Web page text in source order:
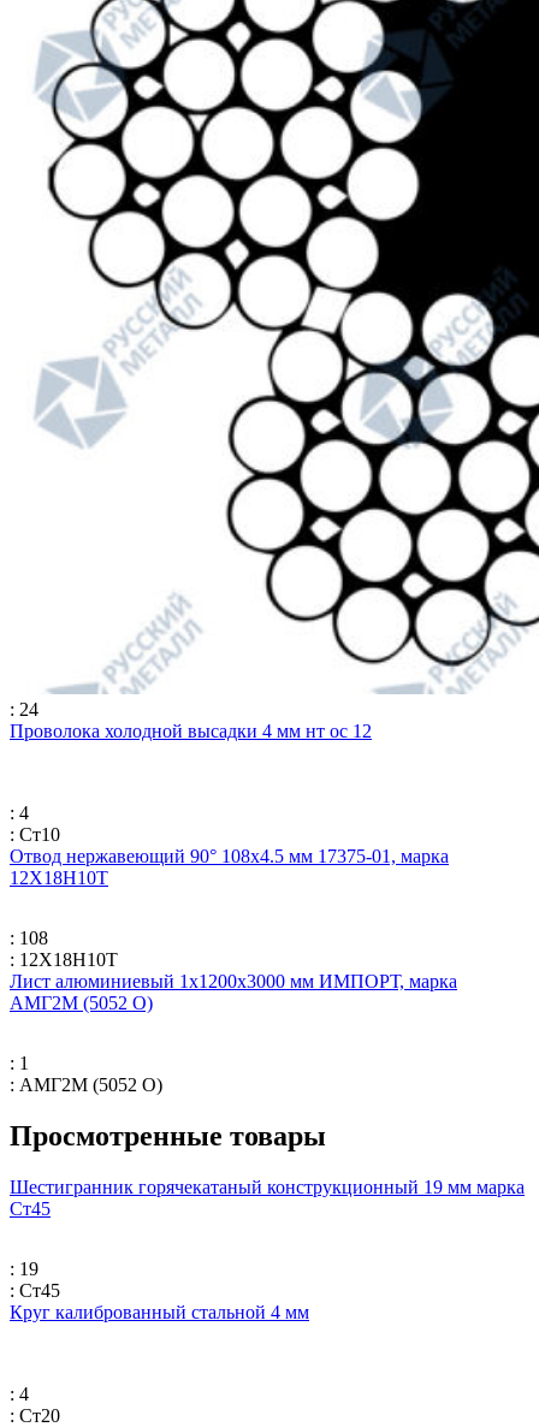
: 24
Проволока холодной высадки 4 мм нт ос 12
: 4
: Ст10
Отвод нержавеющий 90° 108х4.5 мм 17375-01, марка
12Х18Н10Т
: 108
: 12Х18Н10Т
Лист алюминиевый 1х1200х3000 мм ИМПОРТ, марка
АМГ2М (5052 O)
: 1
: АМГ2М (5052 O)
Просмотренные товары
Шестигранник горячекатаный конструкционный 19 мм марка
Ст45
: 19
: Ст45
Круг калиброванный стальной 4 мм
: 4
: Ст20